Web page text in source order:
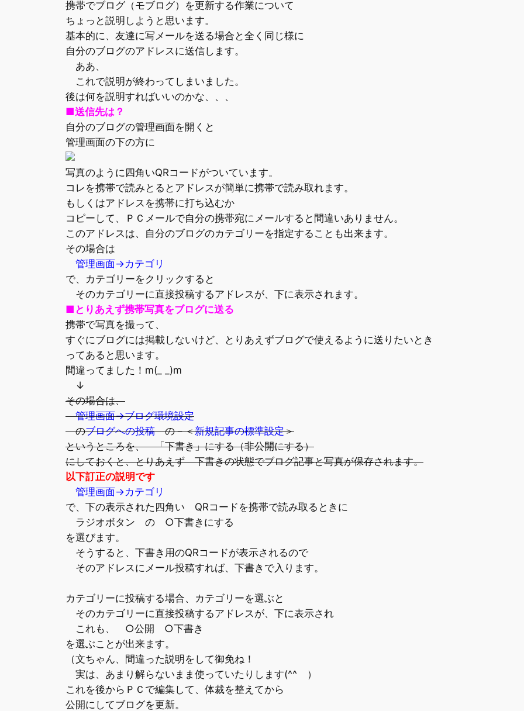
携帯でブログ（モブログ）を更新する作業について
ちょっと説明しようと思います。
基本的に、友達に写メールを送る場合と全く同じ様に
自分のブログのアドレスに送信します。
ああ、
これで説明が終わってしまいました。
後は何を説明すればいいのかな、、、
■送信先は？
自分のブログの管理画面を開くと
管理画面の下の方に
写真のように四角いQRコードがついています。
コレを携帯で読みとるとアドレスが簡単に携帯で読み取れます。
もしくはアドレスを携帯に打ち込むか
コピーして、ＰＣメールで自分の携帯宛にメールすると間違いありません。
このアドレスは、自分のブログのカテゴリーを指定することも出来ます。
その場合は
管理画面→カテゴリ
で、カテゴリーをクリックすると
そのカテゴリーに直接投稿するアドレスが、下に表示されます。
■とりあえず携帯写真をブログに送る
携帯で写真を撮って、
すぐにブログには掲載しないけど、とりあえずブログで使えるように送りたいとき
ってあると思います。
間違ってました！m(_ _)m
↓
その場合は、
管理画面→ブログ環境設定
のブログへの投稿の－＜新規記事の標準設定＞
というところを、 「下書き」にする（非公開にする）
にしておくと、とりあえず 下書きの状態でブログ記事と写真が保存されます。
以下訂正の説明です
管理画面→カテゴリ
で、下の表示された四角い QRコードを携帯で読み取るときに
ラジオボタン の ○下書きにする
を選びます。
そうすると、下書き用のQRコードが表示されるので
そのアドレスにメール投稿すれば、下書きで入ります。
カテゴリーに投稿する場合、カテゴリーを選ぶと
そのカテゴリーに直接投稿するアドレスが、下に表示され
これも、 ○公開 ○下書き
を選ぶことが出来ます。
（文ちゃん、間違った説明をして御免ね！
実は、あまり解らないまま使っていたりします(^^ゞ）
これを後からＰＣで編集して、体裁を整えてから
公開にしてブログを更新。